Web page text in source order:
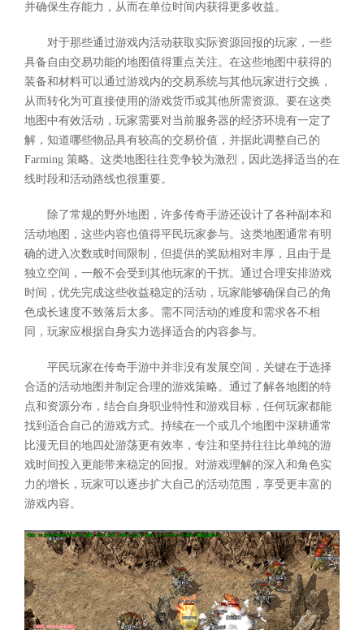
并确保生存能力，从而在单位时间内获得更多收益。
对于那些通过游戏内活动获取实际资源回报的玩家，一些
具备自由交易功能的地图值得重点关注。在这些地图中获得的
装备和材料可以通过游戏内的交易系统与其他玩家进行交换，
从而转化为可直接使用的游戏货币或其他所需资源。要在这类
地图中有效活动，玩家需要对当前服务器的经济环境有一定了
解，知道哪些物品具有较高的交易价值，并据此调整自己的
Farming 策略。这类地图往往竞争较为激烈，因此选择适当的在
线时段和活动路线也很重要。
除了常规的野外地图，许多传奇手游还设计了各种副本和
活动地图，这些内容也值得平民玩家参与。这类地图通常有明
确的进入次数或时间限制，但提供的奖励相对丰厚，且由于是
独立空间，一般不会受到其他玩家的干扰。通过合理安排游戏
时间，优先完成这些收益稳定的活动，玩家能够确保自己的角
色成长速度不致落后太多。需不同活动的难度和需求各不相
同，玩家应根据自身实力选择适合的内容参与。
平民玩家在传奇手游中并非没有发展空间，关键在于选择
合适的活动地图并制定合理的游戏策略。通过了解各地图的特
点和资源分布，结合自身职业特性和游戏目标，任何玩家都能
找到适合自己的游戏方式。持续在一个或几个地图中深耕通常
比漫无目的地四处游荡更有效率，专注和坚持往往比单纯的游
戏时间投入更能带来稳定的回报。对游戏理解的深入和角色实
力的增长，玩家可以逐步扩大自己的活动范围，享受更丰富的
游戏内容。